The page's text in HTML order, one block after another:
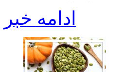
ادامه خبر